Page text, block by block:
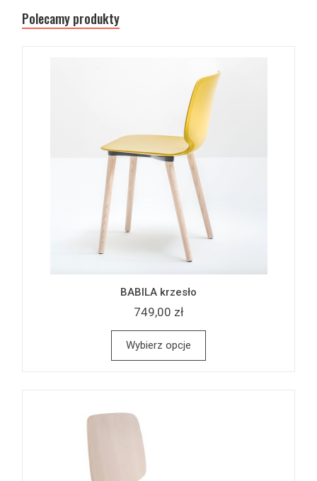
Polecamy produkty
BABILA krzesło
749,00 zł
Wybierz opcje